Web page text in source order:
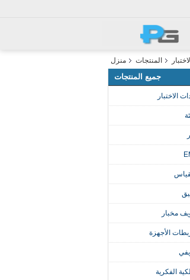
منزل المنتجات
جميع المنتجات
الاختبار
مخبار
الأجهزة
الفكرية